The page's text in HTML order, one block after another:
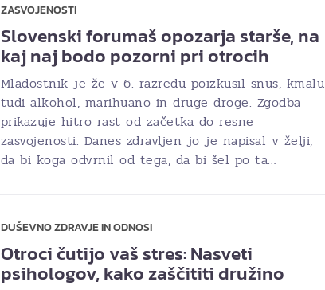
ZASVOJENOSTI
Slovenski forumaš opozarja starše, na
kaj naj bodo pozorni pri otrocih
Mladostnik je že v 6. razredu poizkusil snus, kmalu
tudi alkohol, marihuano in druge droge. Zgodba
prikazuje hitro rast od začetka do resne
zasvojenosti. Danes zdravljen jo je napisal v želji,
da bi koga odvrnil od tega, da bi šel po ta…
DUŠEVNO ZDRAVJE IN ODNOSI
Otroci čutijo vaš stres: Nasveti
psihologov, kako zaščititi družino